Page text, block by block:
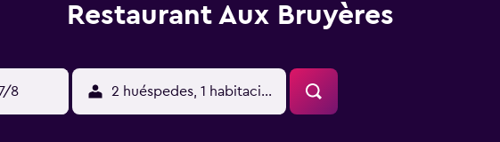
Restaurant Aux Bruyères
8 2 huéspedes, 1 habitación